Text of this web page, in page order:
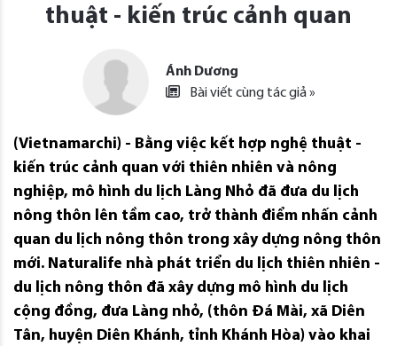
thuật - kiến trúc cảnh quan
Ánh Dương
Bài viết cùng tác giả »
(Vietnamarchi) - Bằng việc kết hợp nghệ thuật -
kiến trúc cảnh quan với thiên nhiên và nông
nghiệp, mô hình du lịch Làng Nhỏ đã đưa du lịch
nông thôn lên tầm cao, trở thành điểm nhấn cảnh
quan du lịch nông thôn trong xây dựng nông thôn
mới. Naturalife nhà phát triển du lịch thiên nhiên -
du lịch nông thôn đã xây dựng mô hình du lịch
cộng đồng, đưa Làng nhỏ, (thôn Đá Mài, xã Diên
Tân, huyện Diên Khánh, tỉnh Khánh Hòa) vào khai